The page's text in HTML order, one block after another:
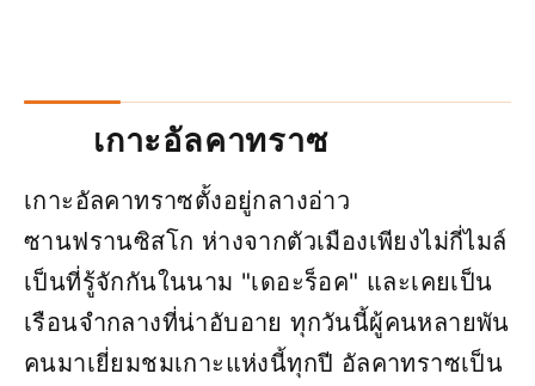
เกาะอัลคาทราซ
เกาะอัลคาทราซตั้งอยู่กลางอ่าว
ซานฟรานซิสโก ห่างจากตัวเมืองเพียงไม่กี่ไมล์
เป็นที่รู้จักกันในนาม "เดอะร็อค" และเคยเป็น
เรือนจำกลางที่น่าอับอาย ทุกวันนี้ผู้คนหลายพัน
คนมาเยี่ยมชมเกาะแห่งนี้ทุกปี อัลคาทราซเป็น